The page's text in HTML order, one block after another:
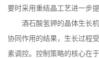
要时采用重结晶工艺进一步提
酒石酸氢钾的晶体生长
协同作用的结果，生长过程
素调控。控制策略的核心在